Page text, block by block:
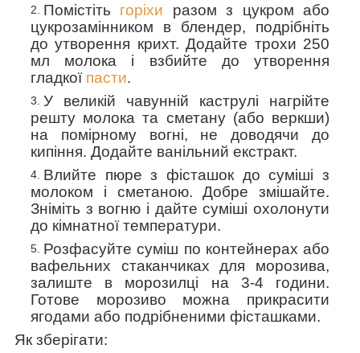
Помістіть горіхи разом з цукром або
цукрозамінником в блендер, подрібніть
до утворення крихт. Додайте трохи 250
мл молока і взбийте до утворення
гладкої пасти.
У великій чавунній каструлі нагрійте
решту молока та сметану (або веркши)
на помірному вогні, не доводячи до
кипіння. Додайте ванільний екстракт.
Влийте пюре з фісташок до суміші з
молоком і сметаною. Добре змішайте.
Зніміть з вогню і дайте суміші охолонути
до кімнатної температури.
Розфасуйте суміш по контейнерах або
вафельних стаканчиках для морозива,
залиште в морозилці на 3-4 години.
Готове морозиво можна прикрасити
ягодами або подрібненими фісташками.
Як зберігати: